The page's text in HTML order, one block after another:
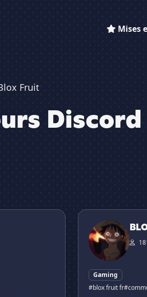
Mises
Fruit
BLOX FRUIT °FR
Gaming
#blox fruit fr